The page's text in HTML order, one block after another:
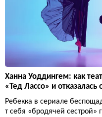
Ханна Уоддингем: как
«Тед Лассо» и отказалась
Ребекка в сериале
т себя «бродячей